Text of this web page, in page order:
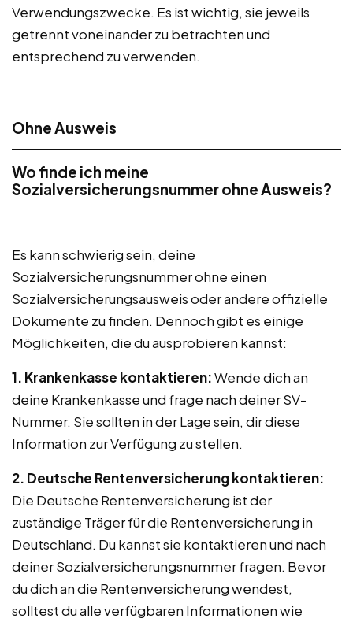
Verwendungszwecke. Es ist wichtig, sie jeweils
getrennt voneinander zu betrachten und
entsprechend zu verwenden.
Ohne Ausweis
Wo finde ich meine
Sozialversicherungsnummer ohne Ausweis?
Es kann schwierig sein, deine
Sozialversicherungsnummer ohne einen
Sozialversicherungsausweis oder andere offizielle
Dokumente zu finden. Dennoch gibt es einige
Möglichkeiten, die du ausprobieren kannst:
1. Krankenkasse kontaktieren:Wende dich an
deine Krankenkasse und frage nach deiner SV-
Nummer. Sie sollten in der Lage sein, dir diese
Information zur Verfügung zu stellen.
2. Deutsche Rentenversicherung kontaktieren:
Die Deutsche Rentenversicherung ist der
zuständige Träger für die Rentenversicherung in
Deutschland. Du kannst sie kontaktieren und nach
deiner Sozialversicherungsnummer fragen. Bevor
du dich an die Rentenversicherung wendest,
solltest du alle verfügbaren Informationen wie